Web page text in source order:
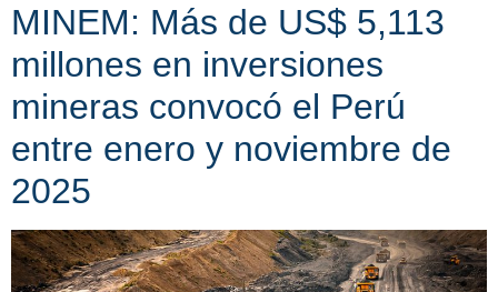
MINEM: Más de US$ 5,113
millones en inversiones
mineras convocó el Perú
entre enero y noviembre de
2025